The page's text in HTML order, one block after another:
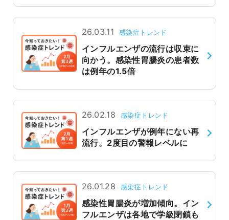
26.03.11 感染症トレンド
インフルエンザの流行は収束に
向かう。感染性胃腸炎の患者数
は例年の1.5倍
26.02.18 感染症トレンド
インフルエンザが例年にない再
流行。2度目の警報レベルに
26.01.28 感染症トレンド
感染性胃腸炎が増加傾向。イン
フルエンザは各地で学級閉鎖も